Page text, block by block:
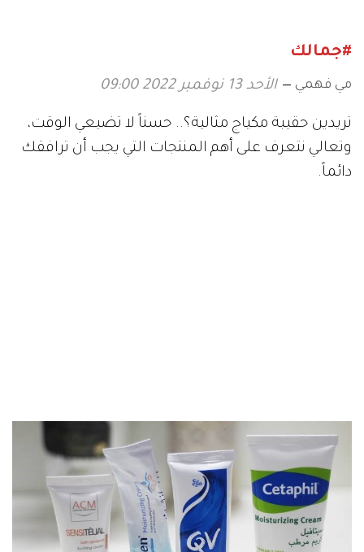
#جمالك
مي فهمي الأحد 13 نوفمبر 2022 09:00
تريدين حقيبة مكياج مثالية؟.. حسناً لا تضيعي الوقت،
وتعالي نتعرف على أهم المنتجات التي يجب أن ترافقك
دائماً.